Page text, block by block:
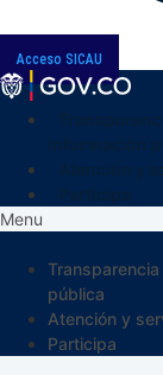
Acceso SICAU
Menu
pública
Atención y
Participa